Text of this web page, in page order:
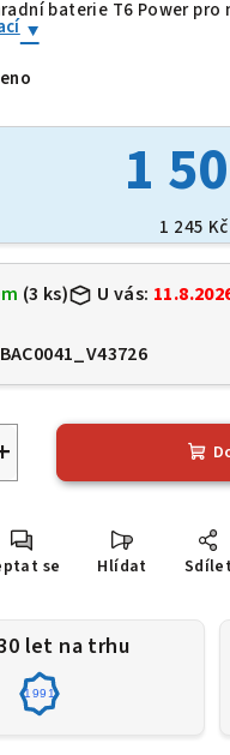
baterie T6 Power pro
1
1 245
(3 ks) U vás:
se Hlídat
let na trhu
1991